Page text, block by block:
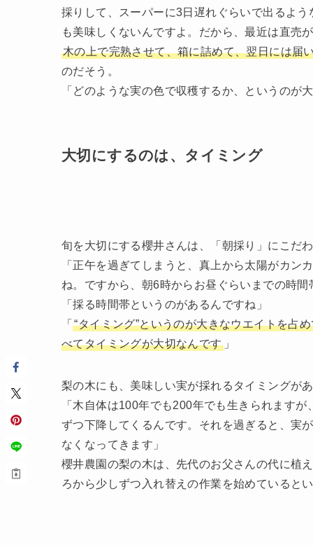
採りして、スーパーに3日遅れぐらいで出るよ
も美味しくないんですよ。だから、最近は直売
木の上で完熟させて、箱に詰めて、翌日には届
のだそう。
「どのような実の色で収穫するか、というのが
大切にするのは、タイミング
旬を大切にする櫻井さんは、「朝採り」にこだ
「正午を過ぎてしまうと、真上から太陽がカ
ね。ですから、朝6時からお昼ぐらいまでの時
「採る時間帯というのがあるんですね」
「“タイミング”というのが大きなウエイトを占
べてタイミングが大切なんです」
梨の木にも、美味しい実が採れるタイミングが
「木自体は100年でも200年でも生きられます
ずつ下降してくるんです。それを過ぎると、実
なくなってきます」
櫻井農園の梨の木は、先代のお父さんの代に植
ろから少しずつ入れ替えの作業を始めていると